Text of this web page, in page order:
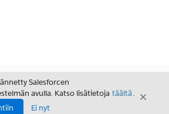
Salesforcen
avulla. Katso lisätietoja täältä.
Ei nyt
Sulje